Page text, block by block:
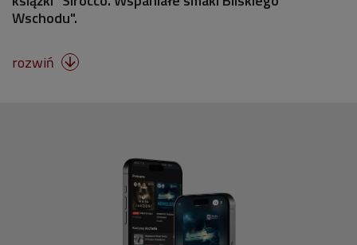
Wschodu".
rozwiń 